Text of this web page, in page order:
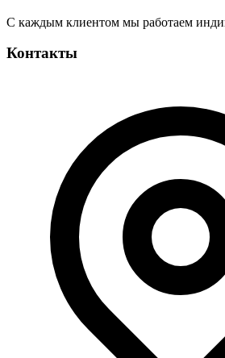
С каждым клиентом мы работаем
Контакты